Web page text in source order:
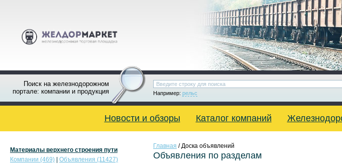
Поиск на железнодорожном
портале: компании и продукция
Например: рельс
Новости и обзоры Каталог компаний
Главная / Доска объявлений
Объявления по разделам
Материалы верхнего строения пути
Компании (469)
Объявления (11427)